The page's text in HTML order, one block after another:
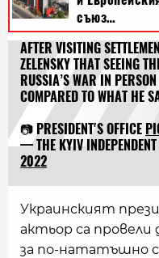
AFTER VISITING
ZELENSKY THAT SEEING
RUSSIA’S WAR IN
COMPARED TO WHAT HE
📷 PRESIDENT'S OFFICE
— THE KYIV
2022
Украинският
актьор са провели
за по-нататъшно